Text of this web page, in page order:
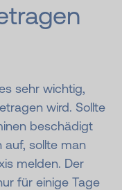
sehr wichtig,
wird. Sollte
beschädigt
sollte man
melden. Der
für einige Tage